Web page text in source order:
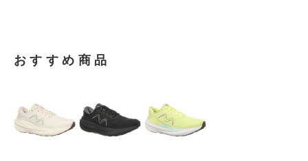
おすすめ商品